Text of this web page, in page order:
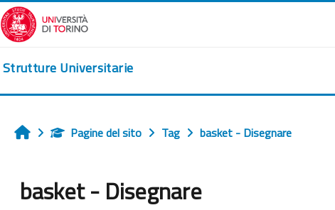
Vai al contenuto principale
Strutture Universitarie
HomePagine del sito Tag basket - Disegnare
basket - Disegnare